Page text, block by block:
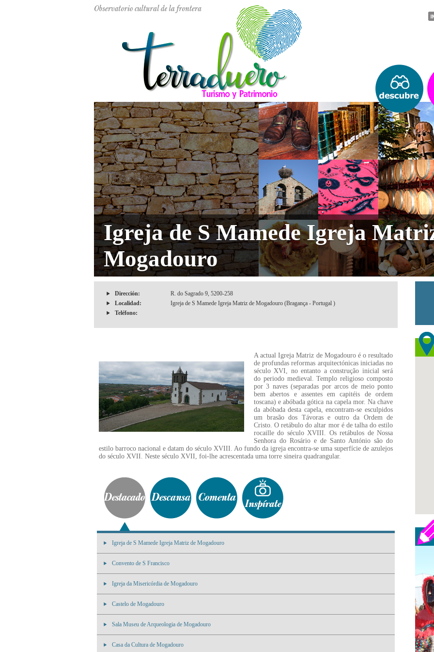
Igreja de S Mamede Igreja
Mogadouro
Dirección:
R. do Sagrado 9, 5200-258
Localidad:
Igreja de S Mamede Igreja Matriz de Mogadouro (Bragança - Portugal )
Teléfono:
A actual Igreja Matriz de Mogadouro é o resultado
de profundas reformas arquitectónicas iniciadas no
século XVI, no entanto a construção inicial será
do periodo medieval. Templo religioso composto
por 3 naves (separadas por arcos de meio ponto
bem abertos e assentes em capitéis de ordem
toscana) e abóbada gótica na capela mor. Na chave
da abóbada desta capela, encontram-se esculpidos
um brasão dos Távoras e outro da Ordem de
Cristo. O retábulo do altar mor é de talha do estilo
rocaille do século XVIII. Os retábulos de Nossa
Senhora do Rosário e de Santo António são do
estilo barroco nacional e datam do século XVIII. Ao fundo da igreja encontra-se uma superfície de azulejos
do século XVII. Neste século XVII, foi-lhe acrescentada uma torre sineira quadrangular.
Igreja de S Mamede Igreja Matriz de Mogadouro
Convento de S Francisco
Igreja da Misericórdia de Mogadouro
Castelo de Mogadouro
Sala Museu de Arqueologia de Mogadouro
Casa da Cultura de Mogadouro